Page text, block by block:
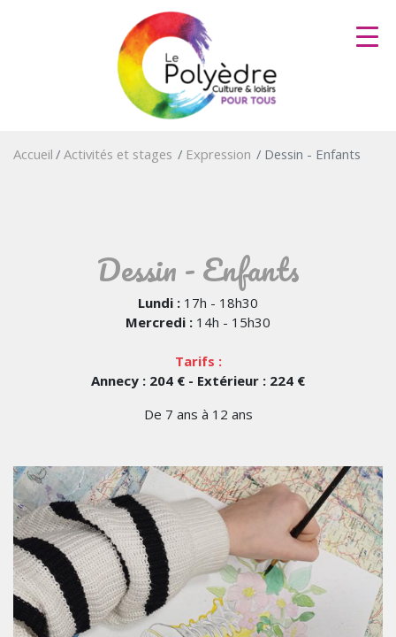
au
contenu
principal
Accueil Activités et stages Expression Dessin - Enfants
Dessin - Enfants
Lundi : 17h - 18h30
Mercredi : 14h - 15h30
Tarifs :
Annecy : 204 € - Extérieur : 224 €
De 7 ans à 12 ans